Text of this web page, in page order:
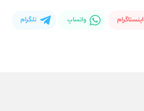
اینستاگرام واتساپ تلگرام